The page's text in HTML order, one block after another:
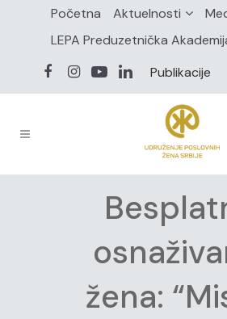
Početna Aktuelnosti
LEPA Preduzetnička
Publikacije
žena: